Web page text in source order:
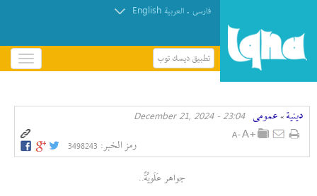
فارسی . العربیة English
تطبيق ديسك توب
باز
و
کردن
دينية » عمومی 23:04 - December 21, 2024
رمز الخبر: 3498243
جواهر عَلَويَّةٌ..